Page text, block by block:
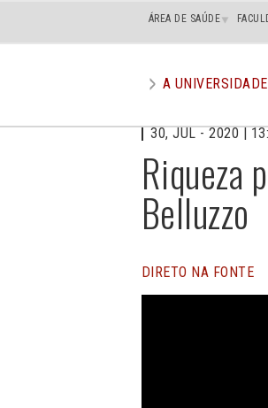
Main
superior
ÁREA DE SAÚDE
menu
A UNIVERSIDADE
Riqueza
Belluzzo
30, JUL - 2020 |
DIRETO NA FONTE